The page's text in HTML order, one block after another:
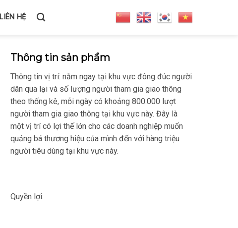
LIÊN HỆ
Thông tin sản phẩm
Thông tin vị trí: nằm ngay tại khu vực đông đúc người
dân qua lại và số lượng người tham gia giao thông
theo thống kê, mỗi ngày có khoảng 800.000 lượt
người tham gia giao thông tại khu vực này. Đây là
một vị trí có lợi thế lớn cho các doanh nghiệp muốn
quảng bá thương hiệu của mình đến với hàng triệu
người tiêu dùng tại khu vực này.
Quyền lợi: